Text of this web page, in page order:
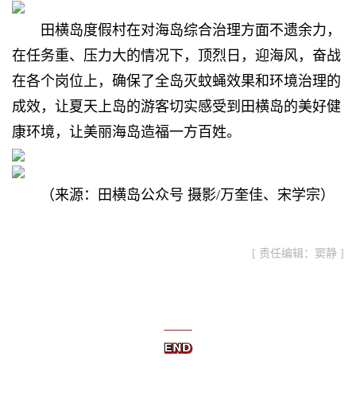
田横岛度假村在对海岛综合治理方面不遗余力，
在任务重、压力大的情况下，顶烈日，迎海风，奋战
在各个岗位上，确保了全岛灭蚊蝇效果和环境治理的
成效，让夏天上岛的游客切实感受到田横岛的美好健
康环境，让美丽海岛造福一方百姓。
（来源：田横岛公众号 摄影/万奎佳、宋学宗）
[ 责任编辑：窦静 ]